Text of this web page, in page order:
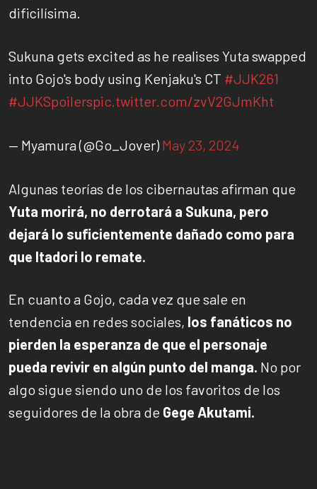
dificilísima.
Sukuna gets excited as he realises Yuta swapped
into Gojo's body using Kenjaku's CT #JJK261
#JJKSpoilerspic.twitter.com/zvV2GJmKht
— Myamura (@Go_Jover) May 23, 2024
Algunas teorías de los cibernautas afirman que
Yuta morirá, no derrotará a Sukuna, pero
dejará lo suficientemente dañado como para
que Itadori lo remate.
En cuanto a Gojo, cada vez que sale en
tendencia en redes sociales, los fanáticos no
pierden la esperanza de que el personaje
pueda revivir en algún punto del manga. No por
algo sigue siendo uno de los favoritos de los
seguidores de la obra de Gege Akutami.